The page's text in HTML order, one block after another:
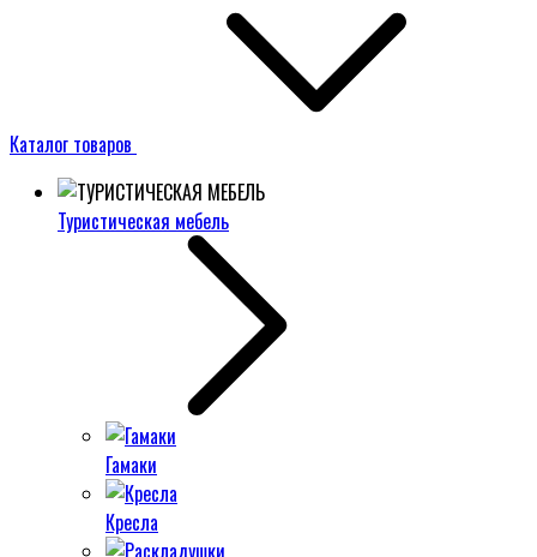
Каталог товаров
Туристическая мебель
Гамаки
Кресла